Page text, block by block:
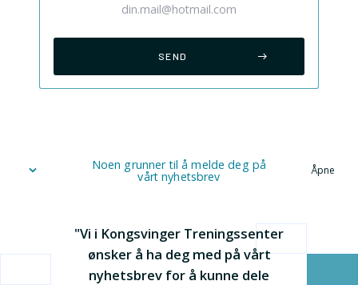
Åpne
Noen grunner til å melde deg på
vårt nyhetsbrev
"Vi i Kongsvinger Treningssenter
ønsker å ha deg med på vårt
nyhetsbrev for å kunne dele